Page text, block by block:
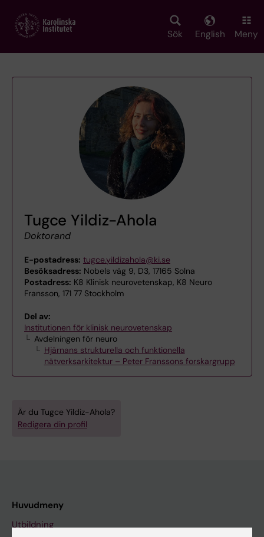
main
Sök English Meny
Tugce Yildiz-Ahola
Doktorand
E-postadress: tugce.yildizahola@ki.se
Besöksadress: Nobels väg 9, D3, 17165 Solna
Postadress: K8 Klinisk neurovetenskap, K8 Neuro
Fransson, 171 77 Stockholm
Del av:
Institutionen för klinisk neurovetenskap
Avdelningen för neuro
Hjärnans strukturella och funktionella
nätverksarkitektur – Peter Franssons forskargrupp
Är du Tugce Yildiz-Ahola?
Redigera din profil
Huvudmeny
Utbildning